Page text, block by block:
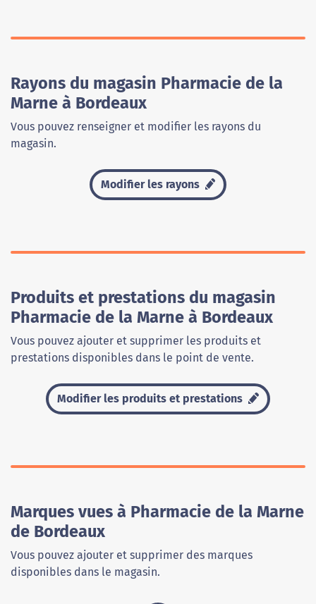
Rayons du magasin Pharmacie de la
Marne à Bordeaux
Vous pouvez renseigner et modifier les rayons du
magasin.
Modifier les rayons
Produits et prestations du magasin
Pharmacie de la Marne à Bordeaux
Vous pouvez ajouter et supprimer les produits et
prestations disponibles dans le point de vente.
Modifier les produits et prestations
Marques vues à Pharmacie de la Marne
de Bordeaux
Vous pouvez ajouter et supprimer des marques
disponibles dans le magasin.